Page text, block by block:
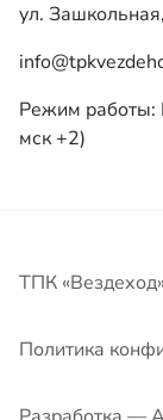
ул.
Режим работы:
мск +2)
ТПК
Политика